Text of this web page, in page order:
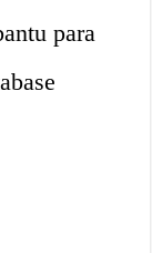
para